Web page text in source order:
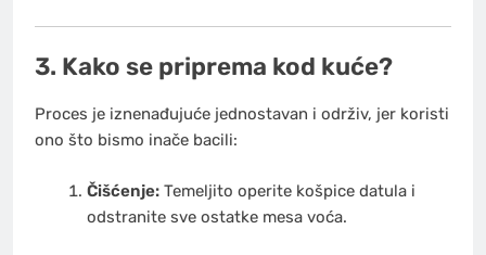
3. Kako se priprema kod kuće?
Proces je iznenađujuće jednostavan i održiv, jer koristi
ono što bismo inače bacili:
Čišćenje:Temeljito operite košpice datula i
odstranite sve ostatke mesa voća.